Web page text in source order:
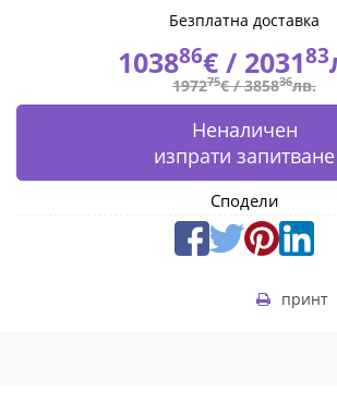
Безплатна доставка
103886€ / 203183
197275€ /385836лв.
Неналичен
изпрати запитване
Сподели
принт